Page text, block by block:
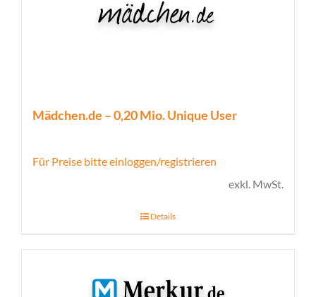
Mädchen.de – 0,20 Mio. Unique User
Für Preise bitte einloggen/registrieren
exkl. MwSt.
Details